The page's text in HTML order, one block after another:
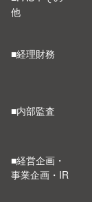
他
■経理財務
■内部監査
■経営企画・
事業企画・IR